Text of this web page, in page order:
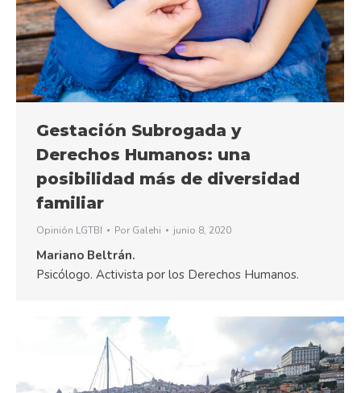
Gestación Subrogada y
Derechos Humanos: una
posibilidad más de diversidad
familiar
Opinión LGTBI Por Galehi junio 8, 2020
Mariano Beltrán.
Psicólogo. Activista por los Derechos Humanos.